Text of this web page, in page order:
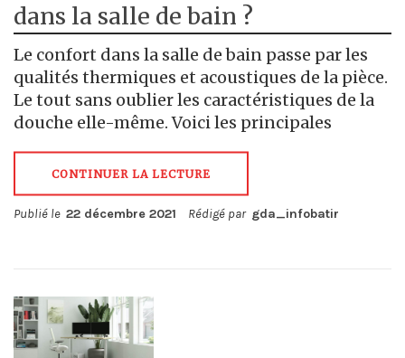
dans la salle de bain ?
Le confort dans la salle de bain passe par les
qualités thermiques et acoustiques de la pièce.
Le tout sans oublier les caractéristiques de la
douche elle-même. Voici les principales
CONTINUER LA LECTURE
Publié le 22 décembre 2021 Rédigé par gda_infobatir